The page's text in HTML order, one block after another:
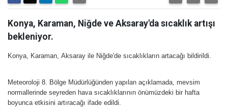
Konya, Karaman, Niğde ve Aksaray'da sıcaklık artışı
bekleniyor.
Konya, Karaman, Aksaray ile Niğde'de sıcaklıkların artacağı bildirildi.
Meteoroloji 8. Bölge Müdürlüğünden yapılan açıklamada, mevsim
normallerinde seyreden hava sıcaklıklarının önümüzdeki bir hafta
boyunca etkisini artıracağı ifade edildi.